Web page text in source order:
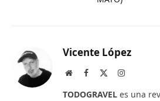
Vicente López
WebsiteFacebook Instagram
TODOGRAVEL es una